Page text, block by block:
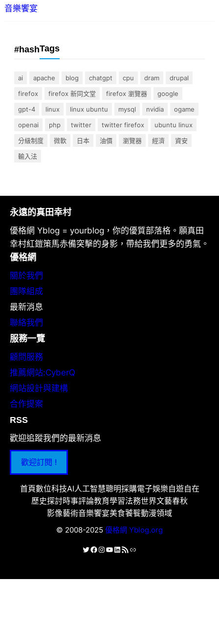
音樂饗宴
#hashTags
ai apache blog chatgpt cpu dram
drupal
firefox
firefox 新同文堂 firefox 瀏覽器
google
gpt-4
linux linux ubuntu mysql nvidia
ogame
openai
php twitter twitter firefox
ubuntu linux
分級制度
微軟 日本 油價 瀏覽器 經濟
資安
輸入法
永遠的真田幸村
優格網 Yblog = yourblog，你的優質部落格。願真田
幸村紅鎧策馬赤備突擊的身影，帶給我們更多的勇氣。
優格網
關於我們
團隊組成
最新消息
聯絡我們
服務一覽
顧問服務
推薦網站:CyberQ
網站設計與建構
合作提案
RSS
歡迎追蹤我們的最新消息
歡迎訂閱 !
首頁數位科技AI人工智慧聰明採購電子娛樂自遊自在
歷史探討時事評論教育學習法務世界文藝春秋
影像藝術音樂饗宴美食饕餮動漫領域
© 2008-2025 優格網 Yblog.org
X Facebook
Instagram
YouTube
LinkedIn
RSS 資訊提供連結